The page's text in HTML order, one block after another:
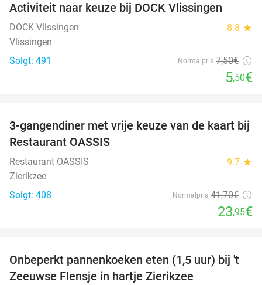
Activiteit naar keuze bij DOCK Vlissingen
DOCK Vlissingen 8.8 star
Vlissingen
Solgt: 491
Normalpris 7,50€
5,50€
43%
3-gangendiner met vrije keuze van de kaart bij
Restaurant OASSIS
Restaurant OASSIS 9.7 star
Zierikzee
Solgt: 408
Normalpris 41,70€
23,95€
67%
Onbeperkt pannenkoeken eten (1,5 uur) bij 't
Zeeuwse Flensje in hartje Zierikzee